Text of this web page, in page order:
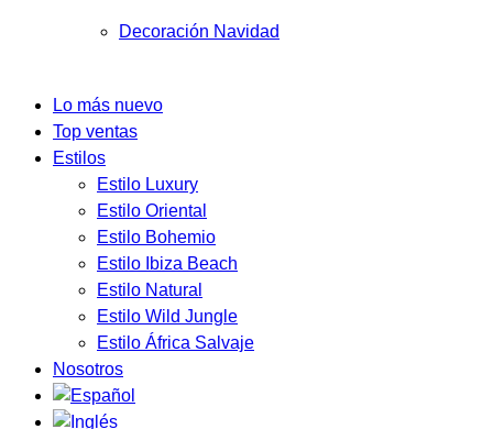
Decoración Navidad
Lo más nuevo
Top ventas
Estilos
Estilo Luxury
Estilo Oriental
Estilo Bohemio
Estilo Ibiza Beach
Estilo Natural
Estilo Wild Jungle
Estilo África Salvaje
Nosotros